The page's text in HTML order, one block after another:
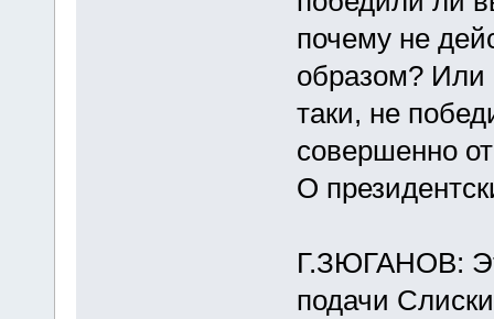
почему не
образом? Или
таки, не
совершенно
О
Г.ЗЮГАНОВ:
подачи